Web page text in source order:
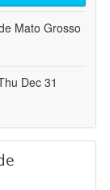
Mato Grosso
Dec 31